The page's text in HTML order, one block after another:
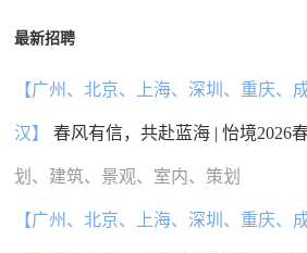
最新招聘
【广州、北京、上海、深圳、重庆、
汉】 春风有信，共赴蓝海 | 怡境2026
划、建筑、景观、室内、策划
【广州、北京、上海、深圳、重庆、